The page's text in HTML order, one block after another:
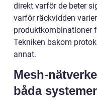
direkt varför de beter
varför räckvidden
produktkombinationer
Tekniken bakom
annat.
Mesh-
båda